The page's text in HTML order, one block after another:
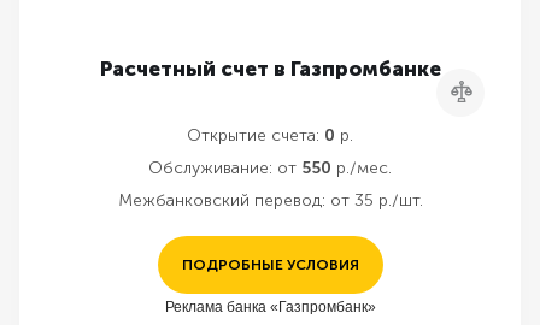
Расчетный счет в Газпромбанке
Сравнить
Открытие счета: 0 р.
Обслуживание: от 550 р./мес.
Межбанковский перевод: от 35 р./шт.
ПОДРОБНЫЕ УСЛОВИЯ
Реклама банка «Газпромбанк»